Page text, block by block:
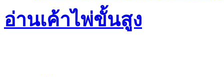
อ่านเค้าไพ่ขั้นสูง